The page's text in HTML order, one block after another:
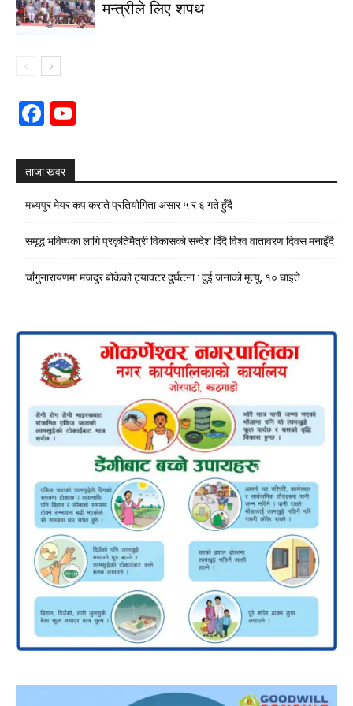
मन्त्रीले लिए शपथ
Facebook
ताजा खवर
मध्यपुर मेयर कप कराते प्रतियोगिता असार ५ र ६ गते हुँदै
समृद्ध भविष्यका लागि प्रकृतिमैत्री विकासको सन्देश दिँदै विश्व वातावरण दिवस मनाइँदै
चाँगुनारायणमा मजदुर बोकेको ट्र्याक्टर दुर्घटना : दुई जनाको मृत्यु, १० घाइते